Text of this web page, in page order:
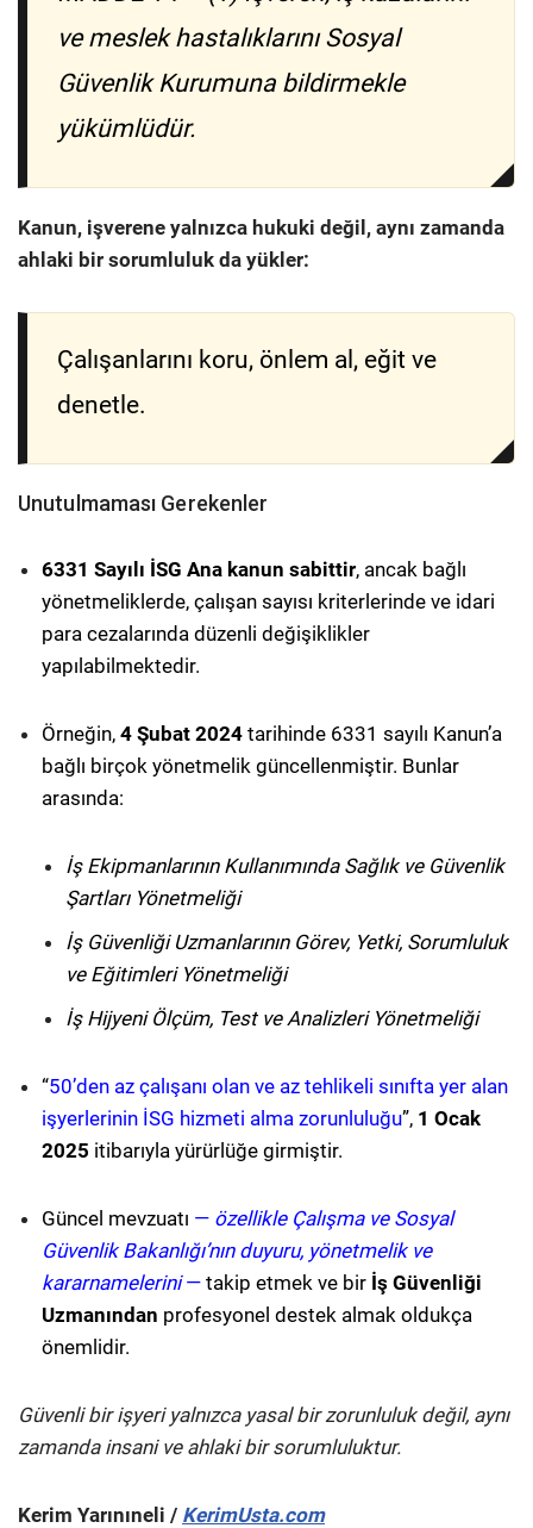
ve meslek hastalıklarını Sosyal
Güvenlik Kurumuna bildirmekle
yükümlüdür.
Kanun, işverene yalnızca hukuki değil, aynı zamanda
ahlaki bir sorumluluk da yükler:
Çalışanlarını koru, önlem al, eğit ve
denetle.
Unutulmaması Gerekenler
6331 Sayılı İSG Ana kanun sabittir, ancak bağlı
yönetmeliklerde, çalışan sayısı kriterlerinde ve idari
para cezalarında düzenli değişiklikler
yapılabilmektedir.
Örneğin, 4 Şubat 2024 tarihinde 6331 sayılı Kanun’a
bağlı birçok yönetmelik güncellenmiştir. Bunlar
arasında:
İş Ekipmanlarının Kullanımında Sağlık ve Güvenlik
Şartları Yönetmeliği
İş Güvenliği Uzmanlarının Görev, Yetki, Sorumluluk
ve Eğitimleri Yönetmeliği
İş Hijyeni Ölçüm, Test ve Analizleri Yönetmeliği
“50’den az çalışanı olan ve az tehlikeli sınıfta yer alan
işyerlerinin İSG hizmeti alma zorunluluğu”, 1 Ocak
2025 itibarıyla yürürlüğe girmiştir.
Güncel mevzuatı — özellikle Çalışma ve Sosyal
Güvenlik Bakanlığı’nın duyuru, yönetmelik ve
kararnamelerini— takip etmek ve bir İş Güvenliği
Uzmanından profesyonel destek almak oldukça
önemlidir.
Güvenli bir işyeri yalnızca yasal bir zorunluluk değil, aynı
zamanda insani ve ahlaki bir sorumluluktur.
Kerim Yarınıneli / KerimUsta.com